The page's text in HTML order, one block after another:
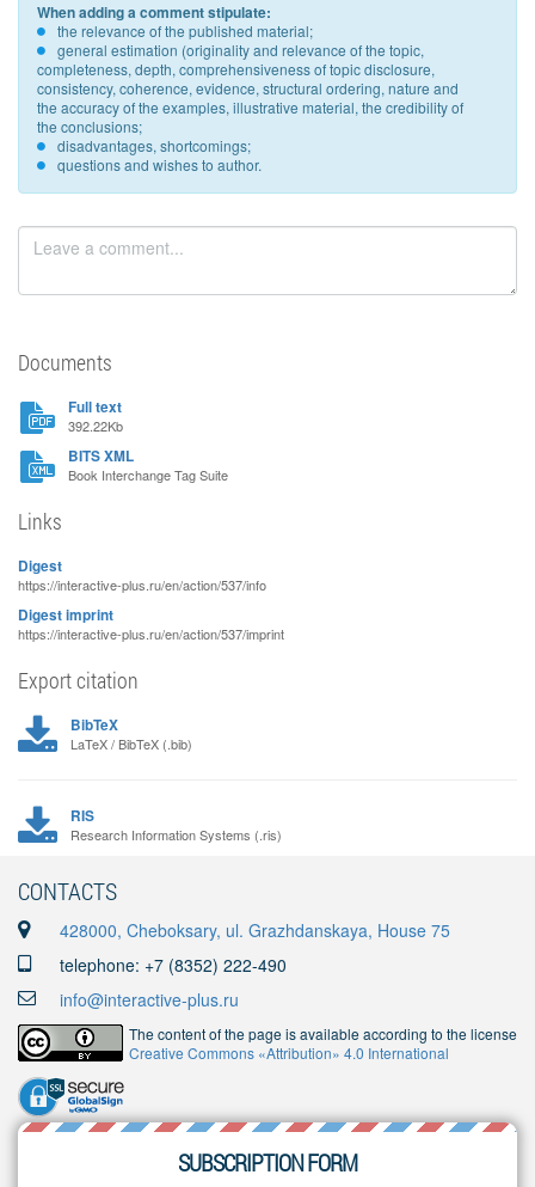
When adding a comment stipulate:
the relevance of the published material;
general estimation (originality and relevance of the topic,
completeness, depth, comprehensiveness of topic disclosure,
consistency, coherence, evidence, structural ordering, nature and
the accuracy of the examples, illustrative material, the credibility of
the conclusions;
disadvantages, shortcomings;
questions and wishes to author.
Documents
Full text
392.22Kb
BITS XML
Book Interchange Tag Suite
Links
Digest
https://interactive-plus.ru/en/action/537/info
Digest imprint
https://interactive-plus.ru/en/action/537/imprint
Export citation
BibTeX
LaTeX / BibTeX (.bib)
RIS
Research Information Systems (.ris)
CONTACTS
428000, Cheboksary, ul. Grazhdanskaya, House 75
telephone: +7 (8352) 222-490
info@interactive-plus.ru
The content of the page is available according to the license
Creative Commons «Attribution» 4.0 International
SUBSCRIPTION FORM